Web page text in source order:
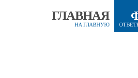
ГЛАВНАЯ
НА ГЛАВНУЮ